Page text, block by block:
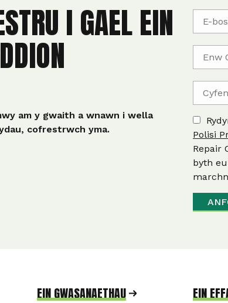
I GAEL EIN
am y gwaith a wnawn i wella
cofrestrwch yma.
Polisi
Repair
byth
EIN GWASANAETHAU EIN